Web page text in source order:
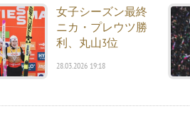
女子シーズン最終
ニカ・プレウツ勝
利、丸山3位
28.03.2026 19:18